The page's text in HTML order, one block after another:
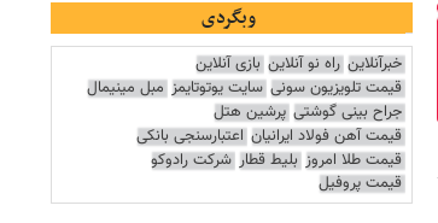
وبگردی
خبرآنلاین راه نو آنلاین بازی آنلاین
قیمت تلویزیون سونی سایت یوتوتایمز مبل مینیمال
جراح بینی گوشتی پرشین هتل
قیمت آهن فولاد ایرانیان اعتبارسنجی بانکی
قیمت طلا امروز بلیط قطار شرکت رادوکو
قیمت پروفیل